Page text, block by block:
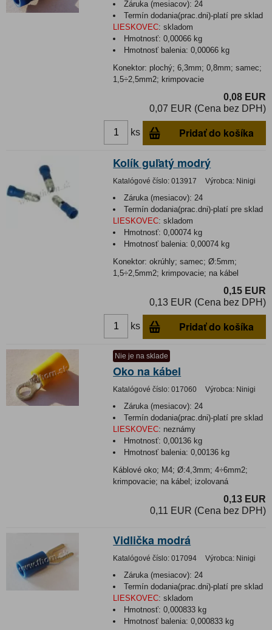
Záruka (mesiacov): 24
Termín dodania(prac.dni)-platí pre sklad
LIESKOVEC: skladom
Hmotnosť:0,00066 kg
Hmotnosť balenia:0,00066 kg
Konektor: plochý; 6,3mm; 0,8mm; samec;
1,5÷2,5mm2; krimpovacie
0,08 EUR
0,07 EUR (Cena bez DPH)
ks Pridať do košíka
Kolík guľatý modrý
Katalógové číslo: 013917 Výrobca: Ninigi
Záruka (mesiacov): 24
Termín dodania(prac.dni)-platí pre sklad
LIESKOVEC: skladom
Hmotnosť:0,00074 kg
Hmotnosť balenia:0,00074 kg
Konektor: okrúhly; samec; Ø:5mm;
1,5÷2,5mm2; krimpovacie; na kábel
0,15 EUR
0,13 EUR (Cena bez DPH)
ks Pridať do košíka
Nie je na sklade
Oko na kábel
Katalógové číslo: 017060 Výrobca: Ninigi
Záruka (mesiacov): 24
Termín dodania(prac.dni)-platí pre sklad
LIESKOVEC: neznámy
Hmotnosť:0,00136 kg
Hmotnosť balenia:0,00136 kg
Káblové oko; M4; Ø:4,3mm; 4÷6mm2;
krimpovacie; na kábel; izolovaná
0,13 EUR
0,11 EUR (Cena bez DPH)
Vidlička modrá
Katalógové číslo: 017094 Výrobca: Ninigi
Záruka (mesiacov): 24
Termín dodania(prac.dni)-platí pre sklad
LIESKOVEC: skladom
Hmotnosť:0,000833 kg
Hmotnosť balenia:0,000833 kg